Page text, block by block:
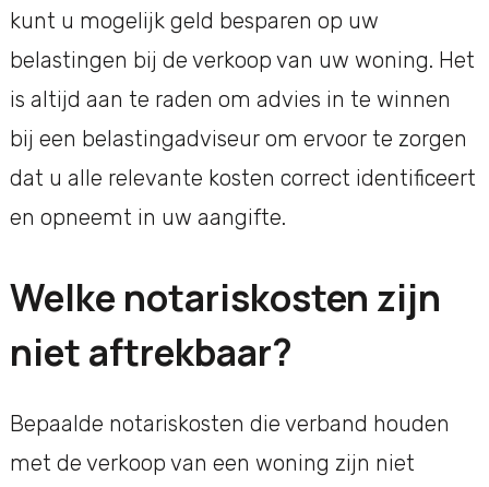
kunt u mogelijk geld besparen op uw
belastingen bij de verkoop van uw woning. Het
is altijd aan te raden om advies in te winnen
bij een belastingadviseur om ervoor te zorgen
dat u alle relevante kosten correct identificeert
en opneemt in uw aangifte.
Welke notariskosten zijn
niet aftrekbaar?
Bepaalde notariskosten die verband houden
met de verkoop van een woning zijn niet